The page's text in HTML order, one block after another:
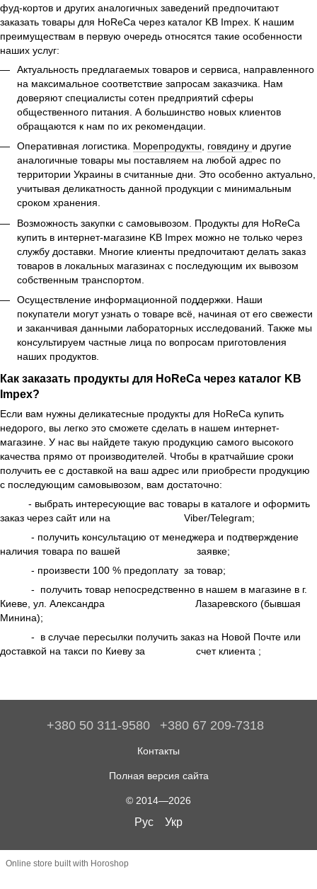
фуд-кортов и других аналогичных заведений предпочитают
заказать товары для HoReCa через каталог KB Impex. К нашим
преимуществам в первую очередь относятся такие особенности
наших услуг:
Актуальность предлагаемых товаров и сервиса, направленного
на максимальное соответствие запросам заказчика. Нам
доверяют специалисты сотен предприятий сферы
общественного питания. А большинство новых клиентов
обращаются к нам по их рекомендации.
Оперативная логистика. Морепродукты, говядину и другие
аналогичные товары мы поставляем на любой адрес по
территории Украины в считанные дни. Это особенно актуально,
учитывая деликатность данной продукции с минимальным
сроком хранения.
Возможность закупки с самовывозом. Продукты для HoReCa
купить в интернет-магазине KB Impex можно не только через
службу доставки. Многие клиенты предпочитают делать заказ
товаров в локальных магазинах с последующим их вывозом
собственным транспортом.
Осуществление информационной поддержки. Наши
покупатели могут узнать о товаре всё, начиная от его свежести
и заканчивая данными лабораторных исследований. Также мы
консультируем частные лица по вопросам приготовления
наших продуктов.
Как заказать продукты для HoReCa через каталог KB
Impex?
Если вам нужны деликатесные продукты для HoReCa купить
недорого, вы легко это сможете сделать в нашем интернет-
магазине. У нас вы найдете такую продукцию самого высокого
качества прямо от производителей. Чтобы в кратчайшие сроки
получить ее с доставкой на ваш адрес или приобрести продукцию
с последующим самовывозом, вам достаточно:
- выбрать интересующие вас товары в каталоге и оформить
заказ через сайт или на Viber/Telegram;
- получить консультацию от менеджера и подтверждение
наличия товара по вашей заявке;
- произвести 100 % предоплату за товар;
- получить товар непосредственно в нашем в магазине в г.
Киеве, ул. Александра Лазаревского (бывшая
Минина);
- в случае пересылки получить заказ на Новой Почте или
доставкой на такси по Киеву за счет клиента ;
+380 50 311-9580 +380 67 209-7318
Контакты
Полная версия сайта
© 2014—2026
Рус Укр
Online store built with Horoshop